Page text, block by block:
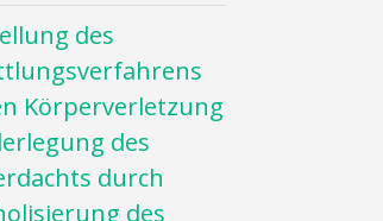
des
Körperverletzung
des
durch
des